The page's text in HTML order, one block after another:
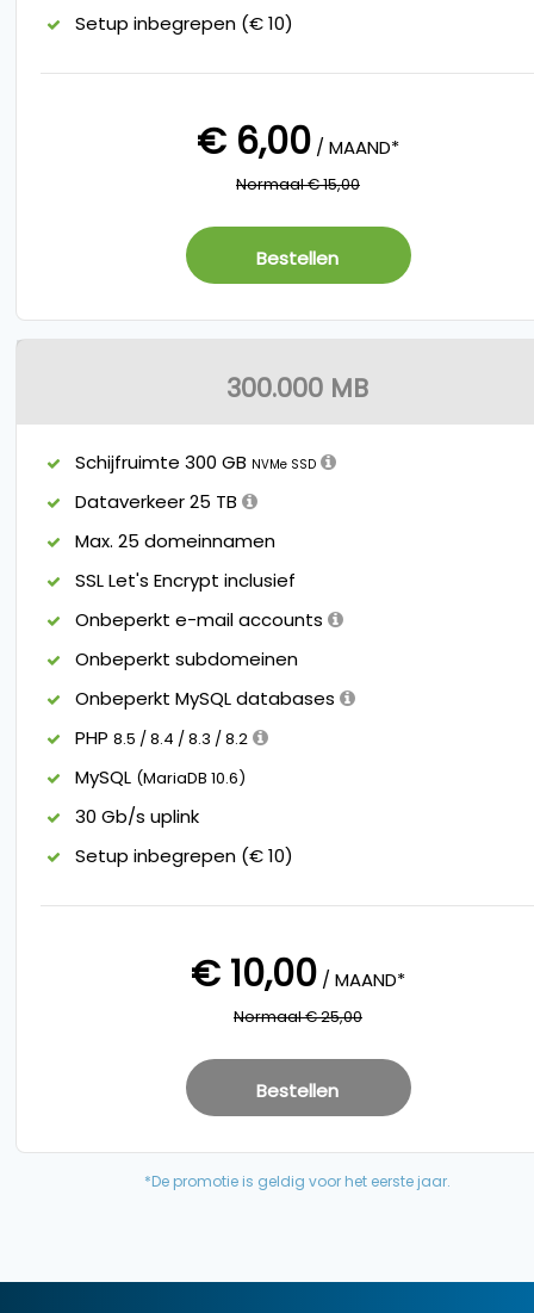
Setup inbegrepen (€ 10)
€ 6,00 / MAAND*
Normaal € 15,00
Bestellen
300.000 MB
Schijfruimte 300 GB NVMe SSD
Dataverkeer 25 TB
Max. 25 domeinnamen
SSL Let's Encrypt inclusief
Onbeperkt e-mail accounts
Onbeperkt subdomeinen
Onbeperkt MySQL databases
PHP8.5 / 8.4 / 8.3 / 8.2
MySQL (MariaDB 10.6)
30 Gb/s uplink
Setup inbegrepen (€ 10)
€ 10,00 / MAAND*
Normaal € 25,00
Bestellen
*De promotie is geldig voor het eerste jaar.